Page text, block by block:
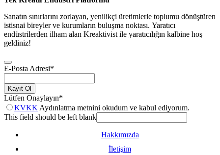
Sanatın sınırlarını zorlayan, yenilikçi üretimlerle toplumu dönüştüren
istisnai bireyler ve kurumların buluşma noktası. Yaratıcı
endüstrilerden ilham alan Kreaktivist ile yaratıcılığın kalbine hoş
geldiniz!
E-Posta Adresi*
Kayıt Ol
Lütfen Onaylayın*
KVKK Aydınlatma metnini okudum ve kabul ediyorum.
This field should be left blank
Hakkımızda
İletişim